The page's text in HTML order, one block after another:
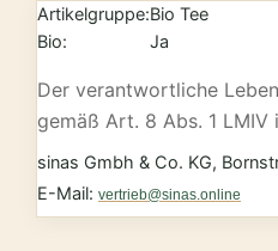
Artikelgruppe:Bio Tee
Bio:
Ja
Der verantwortliche
gemäß Art. 8 Abs. 1 LMIV
sinas Gmbh & Co. KG,
E-Mail: vertrieb@sinas.online